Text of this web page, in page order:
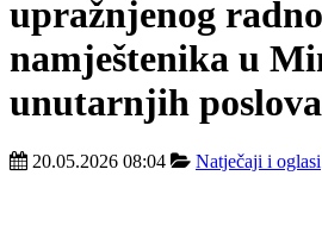
upražnjenog
namještenika u
unutarnjih
20.05.2026 08:04 Natječaji i oglasi